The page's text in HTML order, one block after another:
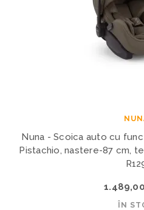
Nuna - Scoica auto cu
Pistachio, nastere-87 cm,
ÎN